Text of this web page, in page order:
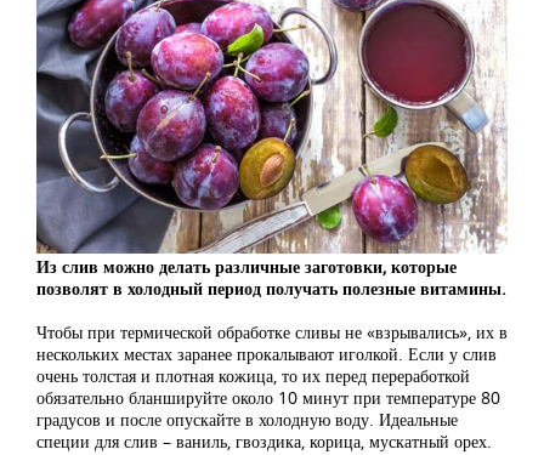
Из слив можно делать различные заготовки, которые
позволят в холодный период получать полезные витамины.
Чтобы при термической обработке сливы не «взрывались», их в
нескольких местах заранее прокалывают иголкой. Если у слив
очень толстая и плотная кожица, то их перед переработкой
обязательно бланшируйте около 10 минут при температуре 80
градусов и после опускайте в холодную воду. Идеальные
специи для слив – ваниль, гвоздика, корица, мускатный орех.